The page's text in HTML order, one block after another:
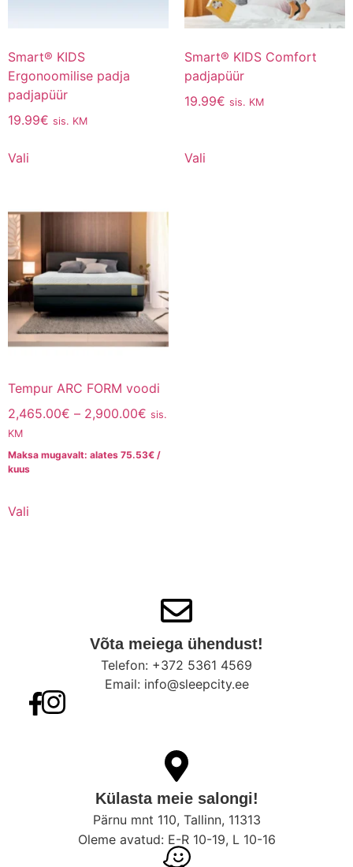
Smart® KIDS
Ergonoomilise padja
padjapüür
19.99€ sis. KM
Vali
Smart® KIDS Comfort
padjapüür
19.99€ sis. KM
Vali
Tempur ARC FORM voodi
2,465.00€ – 2,900.00€ sis.
KM
Maksa mugavalt: alates 75.53€ /
kuus
Vali
Võta meiega ühendust!​
Telefon: +372 5361 4569
Email: info@sleepcity.ee
Külasta meie salongi!
Pärnu mnt 110, Tallinn, 11313
Oleme avatud: E-R 10-19, L 10-16